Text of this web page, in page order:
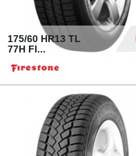
175/60 HR13 TL
77H FI...